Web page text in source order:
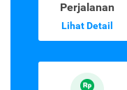
Perjalanan
Lihat Detail